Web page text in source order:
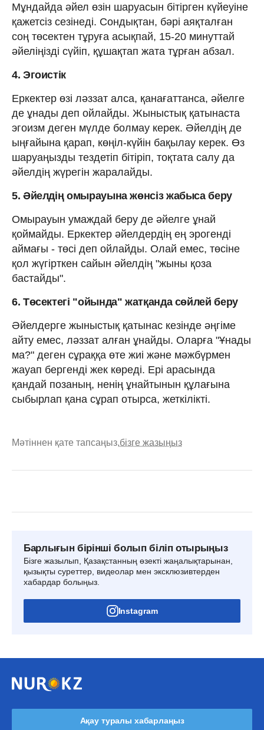
Мұндайда әйел өзін шаруасын бітірген күйеуіне
қажетсіз сезінеді. Сондықтан, бәрі аяқталған
соң төсектен тұруға асықпай, 15-20 минуттай
әйеліңізді сүйіп, құшақтап жата тұрған абзал.
4. Эгоистік
Еркектер өзі ләззат алса, қанағаттанса, әйелге
де ұнады деп ойлайды. Жыныстық қатынаста
эгоизм деген мүлде болмау керек. Әйелдің де
ыңғайына қарап, көңіл-күйін бақылау керек. Өз
шаруаңызды тездетіп бітіріп, тоқтата салу да
әйелдің жүрегін жаралайды.
5. Әйелдің омырауына жөнсіз жабыса беру
Омырауын умаждай беру де әйелге ұнай
қоймайды. Еркектер әйелдердің ең эрогенді
аймағы - төсі деп ойлайды. Олай емес, төсіне
қол жүгірткен сайын әйелдің "жыны қоза
бастайды".
6. Төсектегі "ойында" жатқанда сөйлей беру
Әйелдерге жыныстық қатынас кезінде әңгіме
айту емес, ләззат алған ұнайды. Оларға "Ұнады
ма?" деген сұраққа өте жиі және мәжбүрмен
жауап бергенді жек көреді. Ері арасында
қандай позаның, ненің ұнайтынын құлағына
сыбырлап қана сұрап отырса, жеткілікті.
Мәтіннен қате тапсаңыз,бізге жазыңыз
Барлығын бірінші болып біліп отырыңыз
Бізге жазылып, Қазақстанның өзекті жаңалықтарынан,
қызықты суреттер, видеолар мен эксклюзивтерден
хабардар болыңыз.
Instagram
Ақау туралы хабарлаңыз